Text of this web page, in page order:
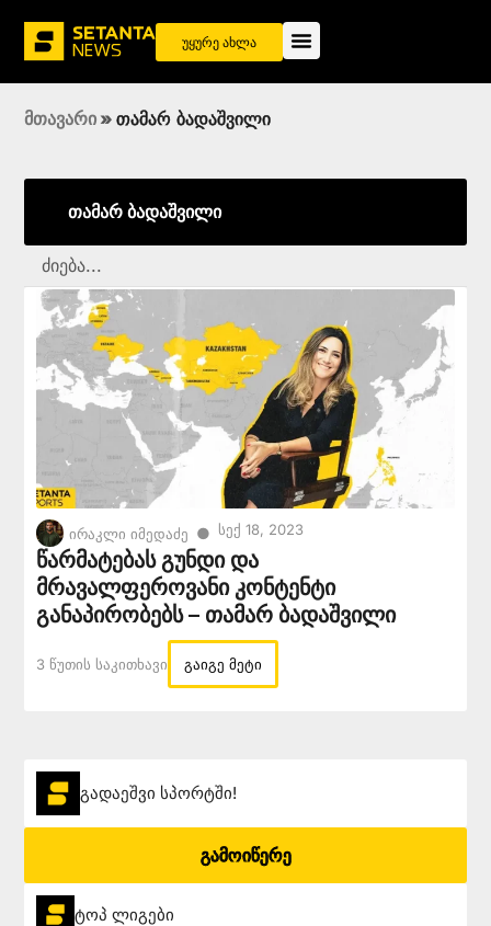
უყურე ახლა
მთავარი » თამარ ბადაშვილი
თამარ ბადაშვილი
ირაკლი იმედაძე ● Სექ 18, 2023
წარმატებას გუნდი და
მრავალფეროვანი კონტენტი
განაპირობებს – თამარ ბადაშვილი
3 Წუთის Საკითხავი გაიგე მეტი
გადაეშვი სპორტში!
გამოიწერე
ტოპ ლიგები